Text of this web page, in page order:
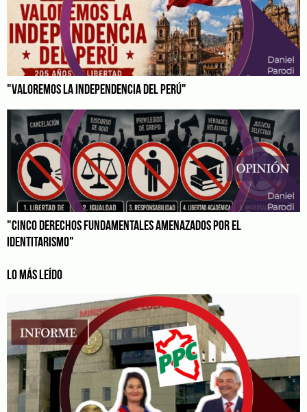
"VALOREMOS LA INDEPENDENCIA DEL PERÚ"
"CINCO DERECHOS FUNDAMENTALES AMENAZADOS POR EL
IDENTITARISMO"
LO MÁS LEÍDO